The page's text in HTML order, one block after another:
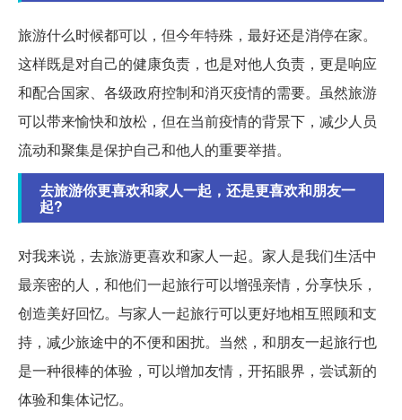
旅游什么时候都可以，但今年特殊，最好还是消停在家。
这样既是对自己的健康负责，也是对他人负责，更是响应
和配合国家、各级政府控制和消灭疫情的需要。虽然旅游
可以带来愉快和放松，但在当前疫情的背景下，减少人员
流动和聚集是保护自己和他人的重要举措。
去旅游你更喜欢和家人一起，还是更喜欢和朋友一
起?
对我来说，去旅游更喜欢和家人一起。家人是我们生活中
最亲密的人，和他们一起旅行可以增强亲情，分享快乐，
创造美好回忆。与家人一起旅行可以更好地相互照顾和支
持，减少旅途中的不便和困扰。当然，和朋友一起旅行也
是一种很棒的体验，可以增加友情，开拓眼界，尝试新的
体验和集体记忆。